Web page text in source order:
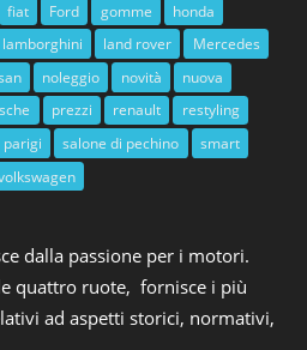
fiat Ford gomme
honda
lamborghini land rover
Mercedes
noleggio novità
nuova
prezzi renault
restyling
parigi salone di pechino
smart
dalla passione per i motori.
quattro ruote, fornisce i più
ad aspetti storici, normativi,